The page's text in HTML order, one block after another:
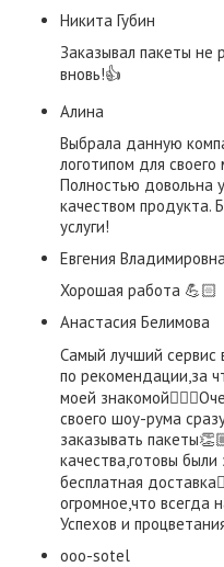
​Никита Губин​
Заказывал пакеты не
вновь!👍
Алина
Выбрала данную
логотипом для
Полностью довольна
качеством продукта.
услуги!
Евгения Владимировна
Хорошая работа 💪🏻
​Анастасия Белимова
Самый лучший сервис
по рекомендации,за
моей
своего шоу-рума
заказывать
качества,готовы
бесплатная
огромное,что всегда
Успехов и
ooo-sotel